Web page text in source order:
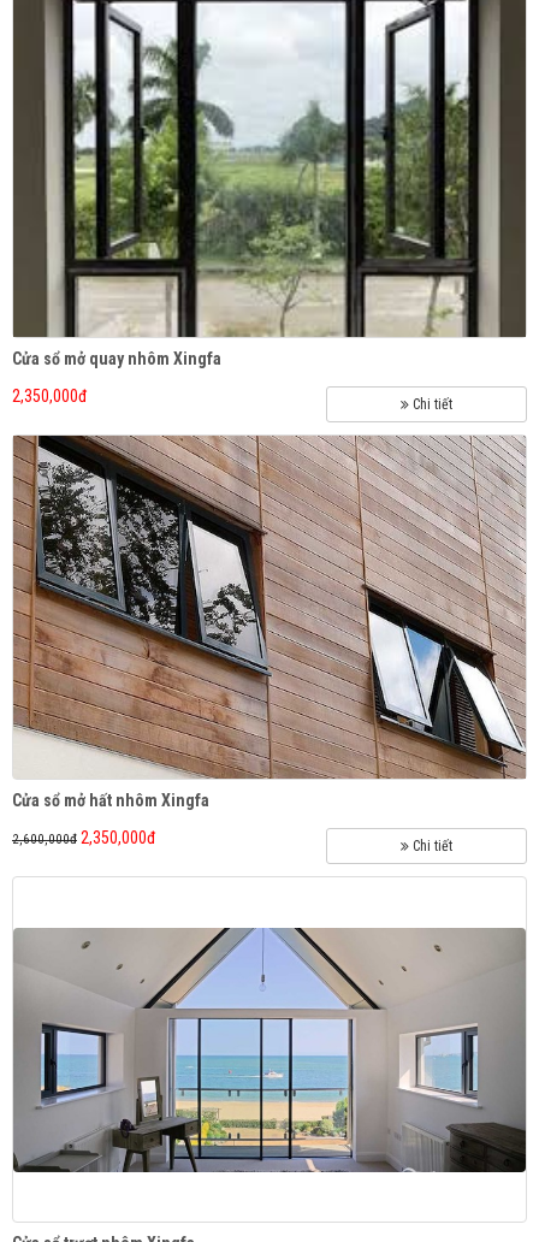
Cửa sổ mở quay nhôm Xingfa
2,350,000đ
Chi tiết
Cửa sổ mở hất nhôm Xingfa
2,600,000đ 2,350,000đ Chi tiết
SUPERA S52i - Siêu êm
BỘ TỜI DÒNG S
Cửa cuốn khe thoáng SUPER - S